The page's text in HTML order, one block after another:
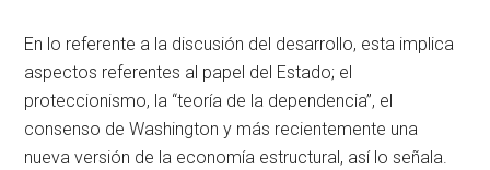
En lo referente a la discusión del desarrollo, esta implica
aspectos referentes al papel del Estado; el
proteccionismo, la “teoría de la dependencia”, el
consenso de Washington y más recientemente una
nueva versión de la economía estructural, así lo señala.